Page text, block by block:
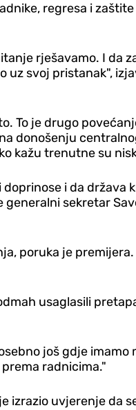
regresa i
rješavamo. I da
svoj pristanak",
To je drugo
donošenju
kažu trenutne su
i da država
sekretar
poruka je
usaglasili
još gdje imamo
radnicima."
izrazio uvjerenje da